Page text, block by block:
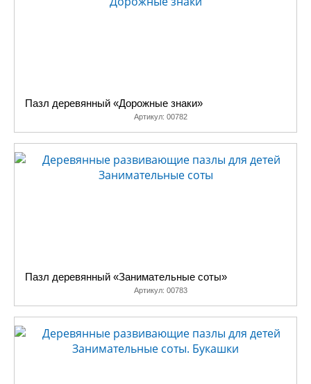
Пазл деревянный «Дорожные знаки»
Артикул: 00782
Пазл деревянный «Занимательные соты»
Артикул: 00783